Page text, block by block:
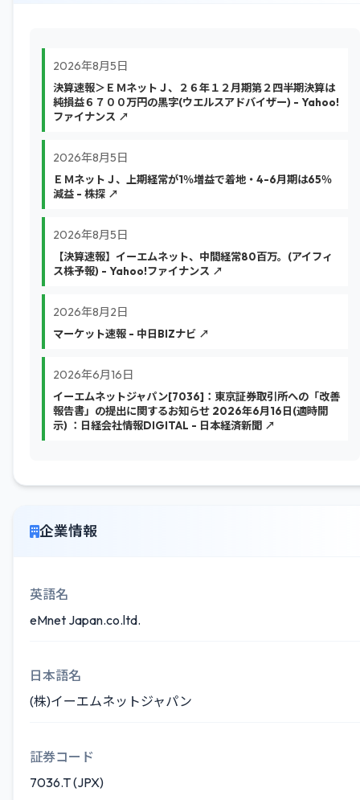
2026年8月5日
決算速報＞ＥＭネットＪ、２６年１２月期第２四半期決算は
純損益６７００万円の黒字(ウエルスアドバイザー) - Yahoo!
ファイナンス ↗
2026年8月5日
ＥＭネットＪ、上期経常が1％増益で着地・4-6月期は65％
減益 - 株探 ↗
2026年8月5日
【決算速報】イーエムネット、中間経常80百万。(アイフィ
ス株予報) - Yahoo!ファイナンス ↗
2026年8月2日
マーケット速報 - 中日BIZナビ ↗
2026年6月16日
イーエムネットジャパン[7036]：東京証券取引所への「改善
報告書」の提出に関するお知らせ 2026年6月16日(適時開
示) ：日経会社情報DIGITAL - 日本経済新聞 ↗
企業情報
英語名
eMnet Japan.co.ltd.
日本語名
(株)イーエムネットジャパン
証券コード
7036.T (JPX)